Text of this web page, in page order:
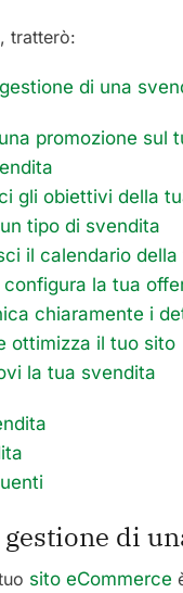
tratterò:
di una
promozione sul
gli obiettivi della
tipo di svendita
il calendario
configura la tua
chiaramente i
ottimizza il tuo sito
la tua svendita
di
sito eCommerce